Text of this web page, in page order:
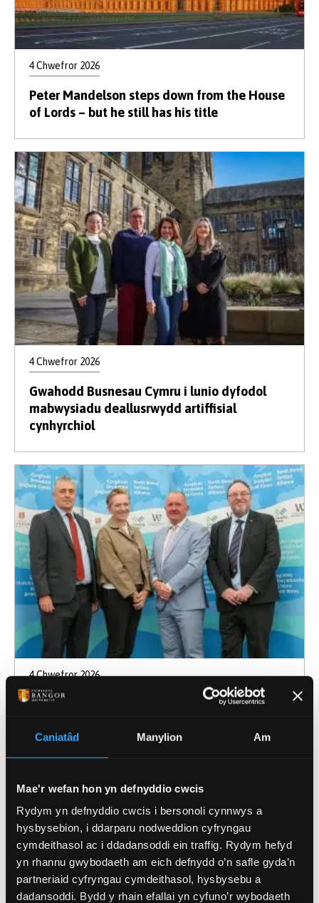
Caniatâd Manylion Am
Mae'r wefan hon yn defnyddio cwcis
Rydym yn defnyddio cwcis i bersonoli cynnwys a
hysbysebion, i ddarparu nodweddion cyfryngau
cymdeithasol ac i ddadansoddi ein traffig. Rydym hefyd
yn rhannu gwybodaeth am eich defnydd o’n safle gyda’n
partneriaid cyfryngau cymdeithasol, hysbysebu a
dadansoddi. Bydd y rhain efallai yn cyfuno’r wybodaeth
4 Chwefror 2026
Peter Mandelson steps down from the House
of Lords – but he still has his title
4 Chwefror 2026
Gwahodd Busnesau Cymru i lunio dyfodol
mabwysiadu deallusrwydd artiffisial
cynhyrchiol
4 Chwefror 2026
Cynghrair Trydyddol Gogledd Cymru yn
ddysgwyr a sgiliau ar draws y rhanbarth